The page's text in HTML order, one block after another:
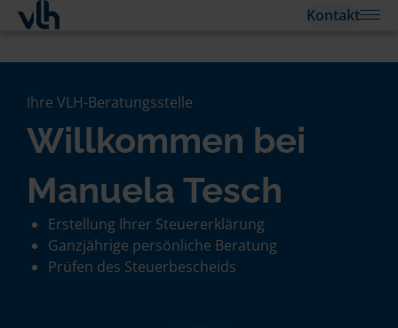
Kontakt
Ihre VLH-Beratungsstelle
Willkommen bei
Manuela Tesch
Erstellung Ihrer Steuererklärung
Ganzjährige persönliche Beratung
Prüfen des Steuerbescheids